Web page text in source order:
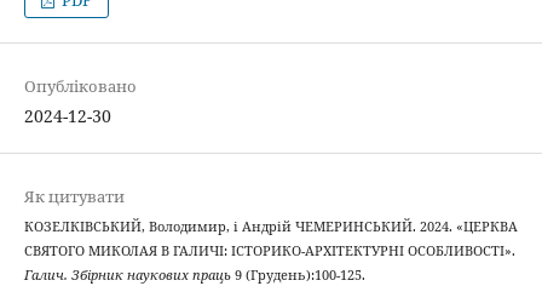
Опубліковано
2024-12-30
Як цитувати
КОЗЕЛКІВСЬКИЙ, Володимир, і Андрій ЧЕМЕРИНСЬКИЙ. 2024. «ЦЕРКВА
СВЯТОГО МИКОЛАЯ В ГАЛИЧІ: ІСТОРИКО-АРХІТЕКТУРНІ ОСОБЛИВОСТІ».
Галич. Збірник наукових праць9 (Грудень):100-125.